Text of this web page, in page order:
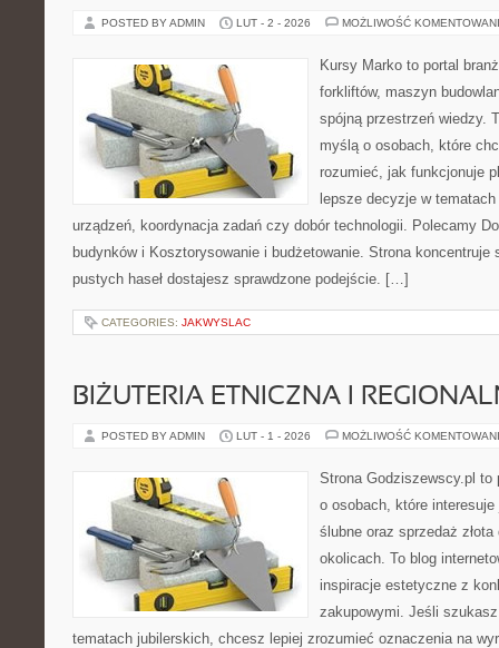
POSTED BY ADMIN LUT - 2 - 2026 MOŻLIWOŚĆ
Kursy Marko to portal
forkliftów, maszyn
spójną przestrzeń wiedzy.
myślą o osobach, które
rozumieć, jak funkcjonuje
lepsze decyzje w
urządzeń, koordynacja zadań czy dobór technologii. Polecamy
budynków i Kosztorysowanie i budżetowanie. Strona
pustych haseł dostajesz sprawdzone podejście. […]
CATEGORIES: JAKWYSLAC
BIŻUTERIA ETNICZNA I
POSTED BY ADMIN LUT - 1 - 2026 MOŻLIWOŚĆ
Strona Godziszewscy.pl
o osobach, które
ślubne oraz sprzedaż
okolicach. To blog
inspiracje estetyczne z
zakupowymi. Jeśli
tematach jubilerskich, chcesz lepiej zrozumieć oznaczenia na